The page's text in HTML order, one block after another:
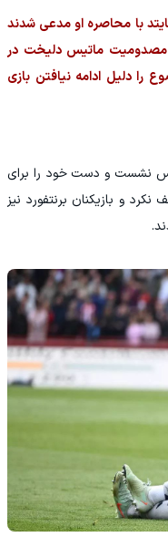
با محاصره او مدعی شدند
مصدومیت ماتیس دلیخت در
را دلیل ادامه نیافتن بازی
نشست و دست خود را برای
نکرد و بازیکنان برنتفورد نیز